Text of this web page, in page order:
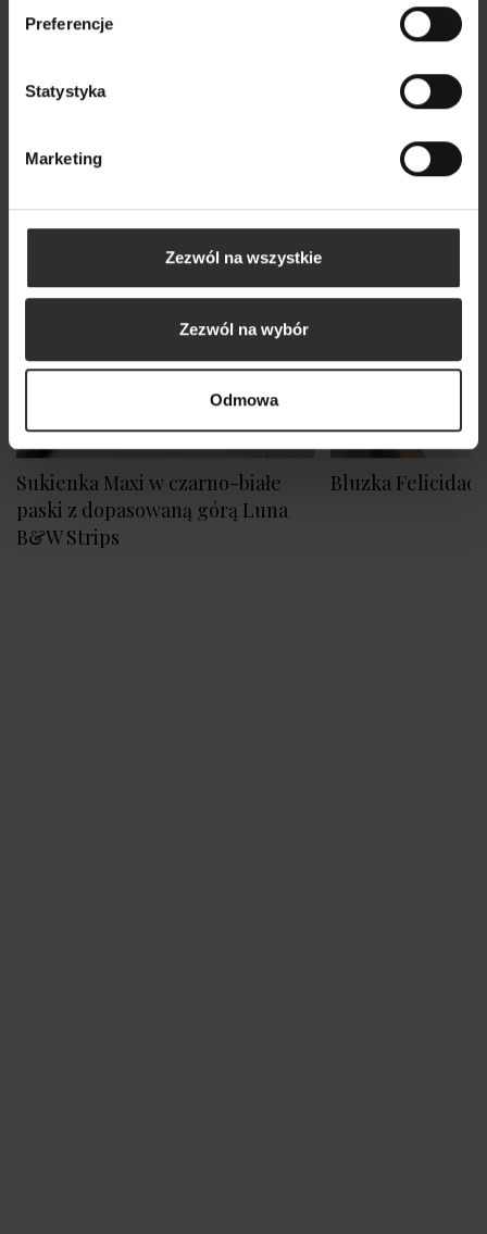
Preferencje
Statystyka
Marketing
Zezwól na wszystkie
Zezwól na wybór
Odmowa
Sukienka Maxi w czarno-białe
paski z dopasowaną górą Luna
B&W Strips
Bluzka